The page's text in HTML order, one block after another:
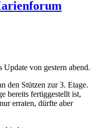
von gestern abend.
den Stützen zur 3. Etage.
bereits fertiggestellt ist,
erraten, dürfte aber